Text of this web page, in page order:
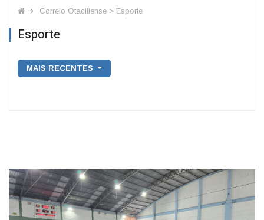
Correio Otaciliense > Esporte
Esporte
MAIS RECENTES